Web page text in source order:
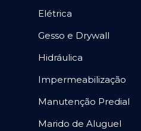
Elétrica
Gesso e Drywall
Hidráulica
Impermeabilização
Manutenção Predial
Marido de Aluguel